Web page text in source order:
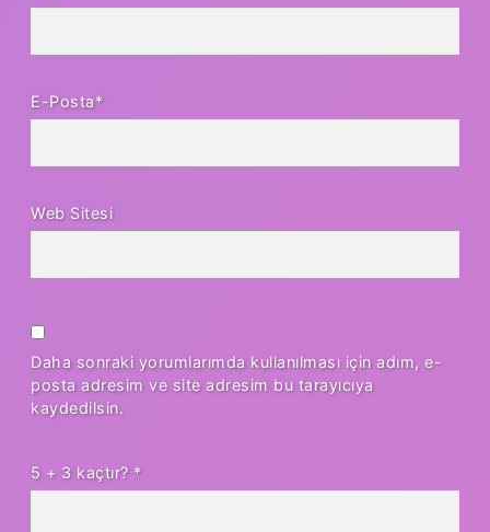
E-Posta*
Web Sitesi
Daha sonraki yorumlarımda kullanılması için adım, e-
posta adresim ve site adresim bu tarayıcıya
kaydedilsin.
5 + 3 kaçtır? *